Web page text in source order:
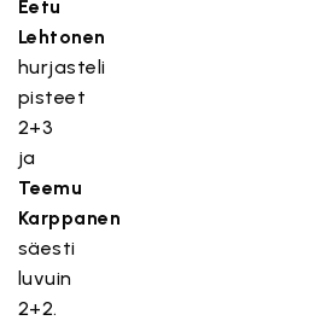
Eetu
Lehtonen
hurjasteli
pisteet
2+3
ja
Teemu
Karppanen
säesti
luvuin
2+2.